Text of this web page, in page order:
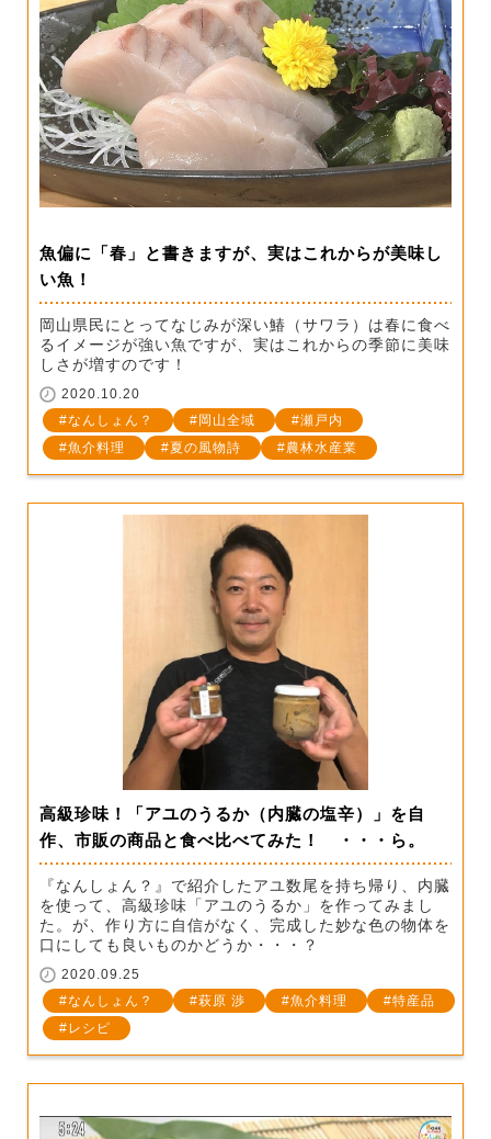
魚偏に「春」と書きますが、実はこれからが美味し
い魚！
岡山県民にとってなじみが深い鰆（サワラ）は春に食べ
るイメージが強い魚ですが、実はこれからの季節に美味
しさが増すのです！
2020.10.20
なんしょん？
岡山全域
瀬戸内
魚介料理
夏の風物詩 農林水産業
高級珍味！「アユのうるか（内臓の塩辛）」を自
作、市販の商品と食べ比べてみた！ ・・・ら。
『なんしょん？』で紹介したアユ数尾を持ち帰り、内臓
を使って、高級珍味「アユのうるか」を作ってみまし
た。が、作り方に自信がなく、完成した妙な色の物体を
口にしても良いものかどうか・・・？
2020.09.25
なんしょん？
萩原 渉 魚介料理
特産品
レシピ